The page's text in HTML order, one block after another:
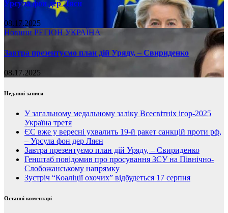
Урсула фон дер Ляєн
08.17.2025
Новини РЕГІОН УКРАЇНА
Завтра презентуємо план дій Уряду, – Свириденко
08.17.2025
Недавні записи
У загальному медальному заліку Всесвітніх ігор-2025
Україна третя
ЄС вже у вересні ухвалить 19-й ракет санкцій проти рф,
– Урсула фон дер Ляєн
Завтра презентуємо план дій Уряду, – Свириденко
Генштаб повідомив про просування ЗСУ на Північно-
Слобожанському напрямку
Зустріч “Коаліції охочих” відбудеться 17 серпня
Останні коментарі